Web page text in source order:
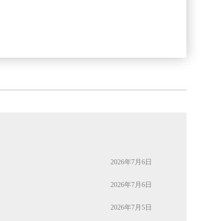
2026年7月6日
2026年7月6日
2026年7月5日